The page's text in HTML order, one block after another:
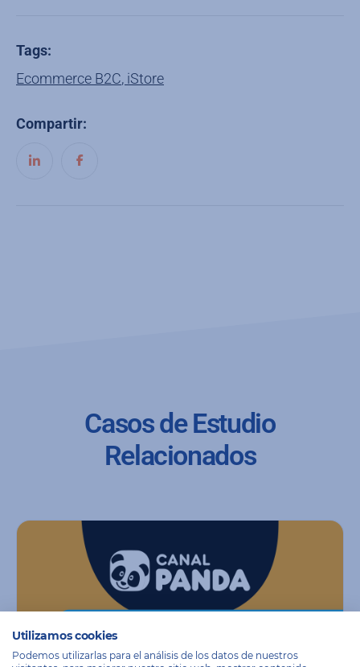
Tags:
Ecommerce B2C, iStore
Compartir:
Casos de Estudio
Relacionados
Utilizamos cookies
Podemos utilizarlas para el análisis de los datos de nuestros